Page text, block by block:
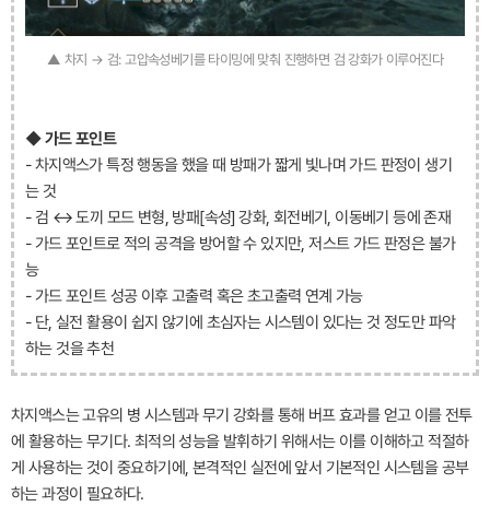
▲ 차지 → 검: 고압속성베기를 타이밍에 맞춰 진행하면 검 강화가 이루어진다
◆ 가드 포인트
- 차지액스가 특정 행동을 했을 때 방패가 짧게 빛나며 가드 판정이 생기
는 것
- 검 ↔ 도끼 모드 변형, 방패[속성] 강화, 회전베기, 이동베기 등에 존재
- 가드 포인트로 적의 공격을 방어할 수 있지만, 저스트 가드 판정은 불가
능
- 가드 포인트 성공 이후 고출력 혹은 초고출력 연계 가능
- 단, 실전 활용이 쉽지 않기에 초심자는 시스템이 있다는 것 정도만 파악
하는 것을 추천
차지액스는 고유의 병 시스템과 무기 강화를 통해 버프 효과를 얻고 이를 전투
에 활용하는 무기다. 최적의 성능을 발휘하기 위해서는 이를 이해하고 적절하
게 사용하는 것이 중요하기에, 본격적인 실전에 앞서 기본적인 시스템을 공부
하는 과정이 필요하다.